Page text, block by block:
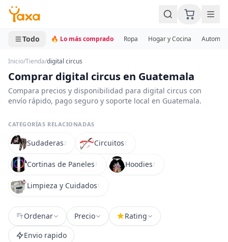
MINI CARRITO
0 productos
Todo 🔥 Lo más comprado Ropa Hogar y Cocina
Inicio/Tienda/digital circus
Comprar digital circus en Guatemala
Compara precios y disponibilidad para digital circus con
envío rápido, pago seguro y soporte local en Guatemala.
CATEGORÍAS RELACIONADAS
Sudaderas2 Circuitos1
Cortinas de Paneles1 Hoodies1
Limpieza y Cuidados1
Ordenar Precio
Rating
Envio rapido